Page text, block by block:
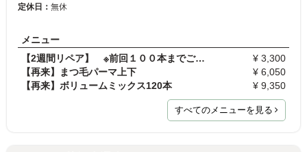
定休日： 無休
メニュー
【2週間リペア】 ※前回１００本までご利用の方のみ…
¥ 3,300
【再来】まつ毛パーマ上下
¥ 6,050
【再来】ボリュームミックス120本
¥ 9,350
すべてのメニューを見る